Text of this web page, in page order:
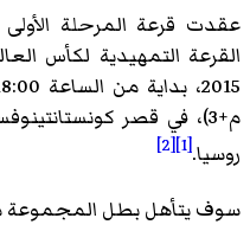
عقدت قرعة المرحلة
م+3)، في قصر كونستانتينوفسكي في ستريلنا،
روسيا.[1]
[2]
سوف يتأهل بطل المجموعة